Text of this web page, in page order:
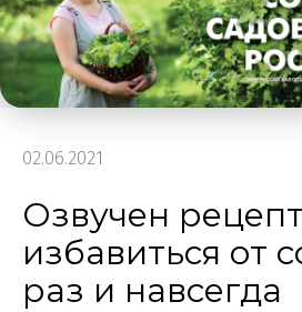
02.06.2021
Озвучен
избавиться от
раз и навсегда